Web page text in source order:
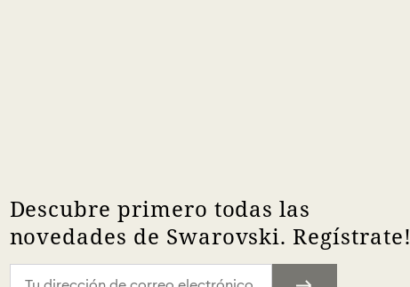
Descubre primero todas las
novedades de Swarovski. Regístrate!